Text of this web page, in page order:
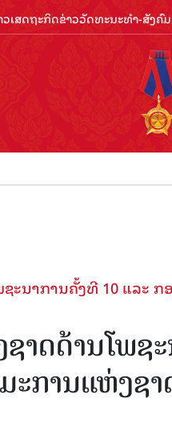
ວເສດຖະກິດຂ່າວວັດທະນະທຳ-ສັງຄົມ
ະນາການຄັ້ງທີ 10 ແລະ
າດດ້ານໂພຊ
ະການແຫ່ງຊ